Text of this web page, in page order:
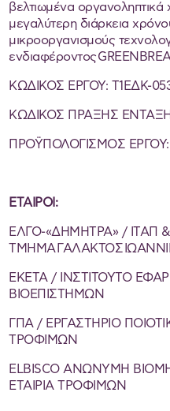
βελτιωμένα οργανοληπτικά
μεγαλύτερη διάρκεια
μικροοργανισμούς
ενδιαφέροντος
ΚΩΔΙΚΟΣ ΕΡΓΟΥ: Τ1ΕΔΚ-
ΚΩΔΙΚΟΣ ΠΡΑΞΗΣ
ΠΡΟΫΠΟΛΟΓΙΣΜΟΣ ΕΡΓΟΥ:
ΕΤΑΙΡΟΙ :
ΕΛΓΟ-«ΔΗΜΗΤΡΑ» / ΙΤΑΠ &
ΤΜΗΜΑ ΓΑΛΑΚΤΟΣ
ΕΚΕΤΑ / ΙΝΣΤΙΤΟΥΤΟ
ΒΙΟΕΠΙΣΤΗΜΩΝ
ΓΠΑ / ΕΡΓΑΣΤΗΡΙΟ
ΤΡΟΦΙΜΩΝ
ELBISCO ΑΝΩΝΥΜΗ
ΕΤΑΙΡΙΑ ΤΡΟΦΙΜΩΝ